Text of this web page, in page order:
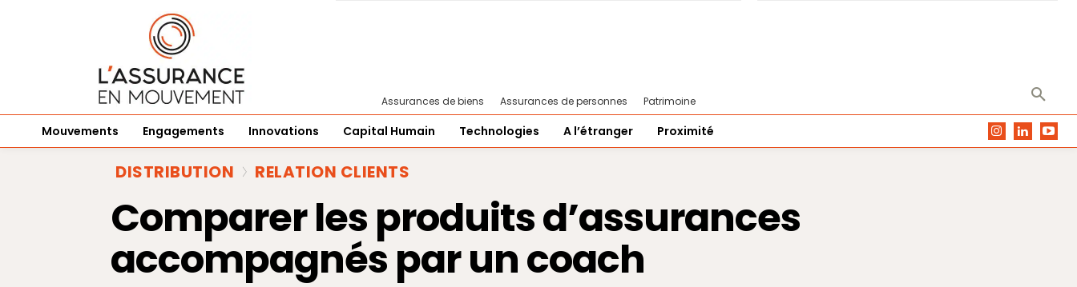
Assurances de biens Assurances de personnes Patrimoine
Mouvements Engagements Innovations Capital Humain Technologies A l’étranger Proximité
DISTRIBUTION RELATION CLIENTS
Comparer les produits d’assurances
accompagnés par un coach